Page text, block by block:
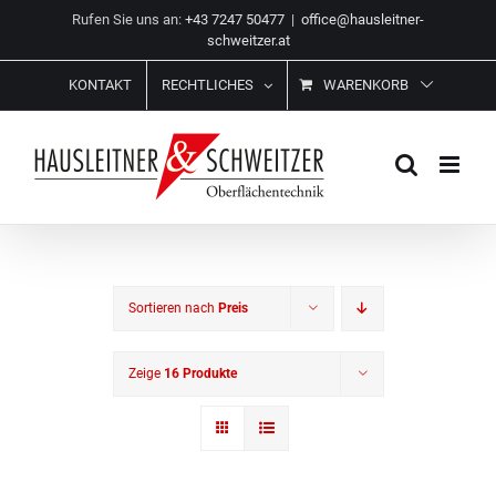
springen
Rufen Sie uns an: +43 7247 50477 | office@hausleitner-
schweitzer.at
KONTAKT RECHTLICHES WARENKORB
Sortieren nach Preis
Zeige 16 Produkte